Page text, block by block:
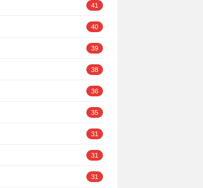
41
40
39
38
36
35
31
31
31